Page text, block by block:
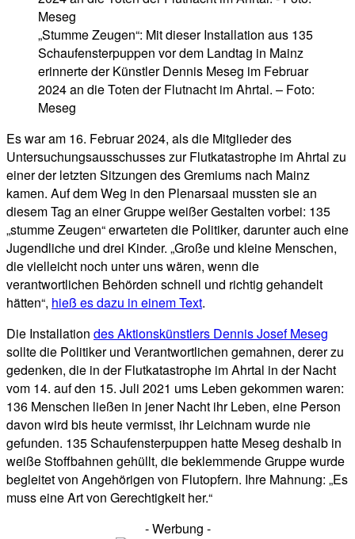
„Stumme Zeugen“: Mit dieser Installation aus 135
Schaufensterpuppen vor dem Landtag in Mainz
erinnerte der Künstler Dennis Meseg im Februar
2024 an die Toten der Flutnacht im Ahrtal. – Foto:
Meseg
Es war am 16. Februar 2024, als die Mitglieder des
Untersuchungsausschusses zur Flutkatastrophe im Ahrtal zu
einer der letzten Sitzungen des Gremiums nach Mainz
kamen. Auf dem Weg in den Plenarsaal mussten sie an
diesem Tag an einer Gruppe weißer Gestalten vorbei: 135
„stumme Zeugen“ erwarteten die Politiker, darunter auch eine
Jugendliche und drei Kinder. „Große und kleine Menschen,
die vielleicht noch unter uns wären, wenn die
verantwortlichen Behörden schnell und richtig gehandelt
hätten“, hieß es dazu in einem Text.
Die Installation des Aktionskünstlers Dennis Josef Meseg
sollte die Politiker und Verantwortlichen gemahnen, derer zu
gedenken, die in der Flutkatastrophe im Ahrtal in der Nacht
vom 14. auf den 15. Juli 2021 ums Leben gekommen waren:
136 Menschen ließen in jener Nacht ihr Leben, eine Person
davon wird bis heute vermisst, ihr Leichnam wurde nie
gefunden. 135 Schaufensterpuppen hatte Meseg deshalb in
weiße Stoffbahnen gehüllt, die beklemmende Gruppe wurde
begleitet von Angehörigen von Flutopfern. Ihre Mahnung: „Es
muss eine Art von Gerechtigkeit her.“
- Werbung -